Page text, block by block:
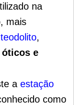
na
mais
teodolito,
e
a estação
como